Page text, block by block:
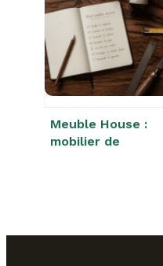
choisir vos
professionnels et
réussir vos
travaux de
rénovation
Meuble House :
mobilier de